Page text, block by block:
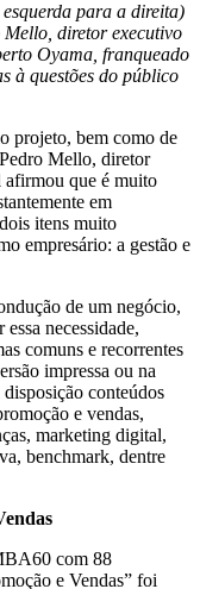
para a direita)
diretor executivo
Oyama, franqueado
à questões do público
projeto, bem como de
Mello, diretor
afirmou que é muito
em
itens muito
empresário: a gestão e
de um negócio,
necessidade,
comuns e recorrentes
impressa ou na
conteúdos
e vendas,
marketing digital,
benchmark, dentre
com 88
e Vendas” foi